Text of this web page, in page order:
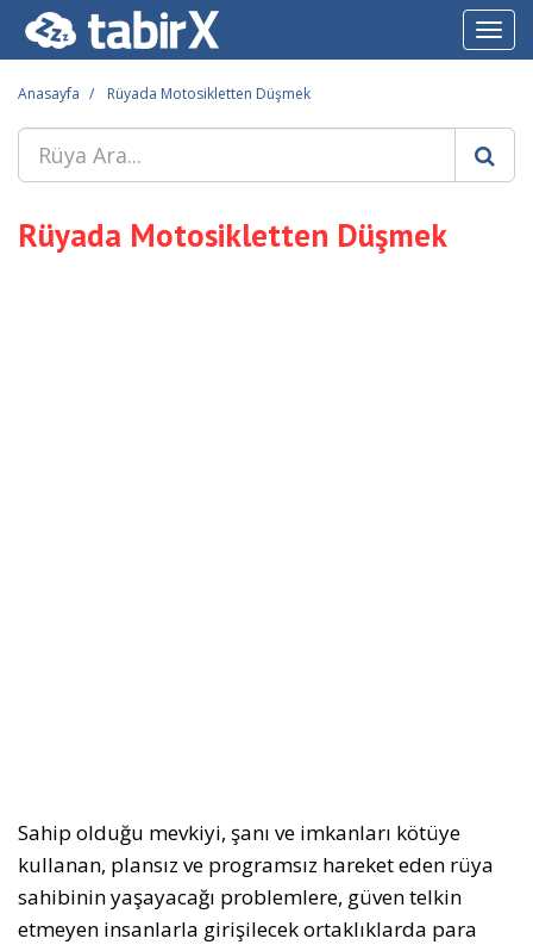
Anasayfa Rüyada Motosikletten Düşmek
Rüyada Motosikletten Düşmek
Sahip olduğu mevkiyi, şanı ve imkanları kötüye
kullanan, plansız ve programsız hareket eden rüya
sahibinin yaşayacağı problemlere, güven telkin
etmeyen insanlarla girişilecek ortaklıklarda para